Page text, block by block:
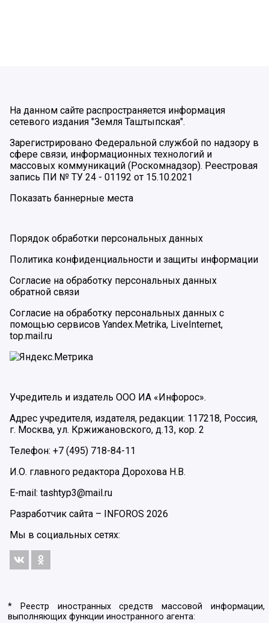
На данном сайте распространяется информация
сетевого издания "Земля Таштыпская".
Зарегистрировано Федеральной службой по надзору в
сфере связи, информационных технологий и
массовых коммуникаций (Роскомнадзор). Реестровая
запись ПИ № ТУ 24 - 01192 от 15.10.2021
Показать баннерные места
Порядок обработки персональных данных
Политика конфиденциальности и защиты информации
Согласие на обработку персональных данных
обратной связи
Согласие на обработку персональных данных с
помощью сервисов Yandex.Metrika, LiveInternet,
top.mail.ru
Учредитель и издатель ООО ИА «Инфорос».
Адрес учредителя, издателя, редакции: 117218, Россия,
г. Москва, ул. Кржижановского, д.13, кор. 2
Телефон: +7 (495) 718-84-11
И.О. главного редактора Дорохова Н.В.
E-mail: tashtyp3@mail.ru
Разработчик сайта – INFOROS 2026
Мы в социальных сетях:
* Реестр иностранных средств массовой информации,
выполняющих функции иностранного агента: